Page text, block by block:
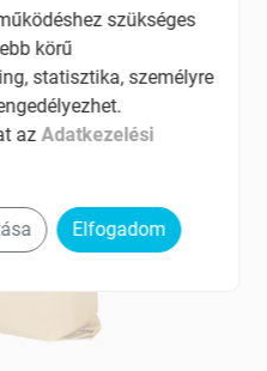
szükséges
körű
statisztika, személyre
azAdatkezelési
Elfogadom